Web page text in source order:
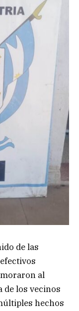
de las
al
de los vecinos
hechos